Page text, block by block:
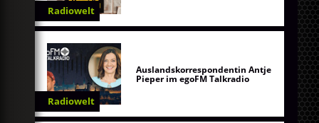
Radiowelt
Radiowelt
Auslandskorrespondentin Antje
Pieper im egoFM Talkradio